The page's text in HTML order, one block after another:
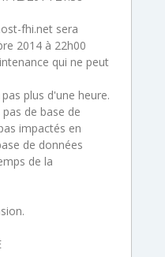
fhi.net sera
2014 à 22h00
qui ne peut
plus d'une heure.
de base de
impactés en
de données
de la